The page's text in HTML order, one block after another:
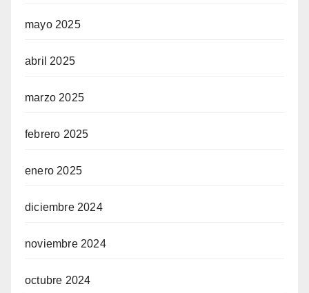
mayo 2025
abril 2025
marzo 2025
febrero 2025
enero 2025
diciembre 2024
noviembre 2024
octubre 2024